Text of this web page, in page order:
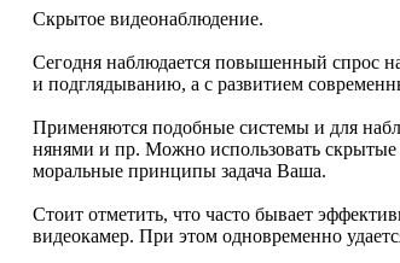
Скрытое видеонаблюдение.
Сегодня наблюдается повышенный спрос
и подглядыванию, а с развитием
Применяются подобные системы и для
нянями и пр. Можно использовать
моральные принципы задача Ваша.
Стоит отметить, что часто бывает
видеокамер. При этом одновременно